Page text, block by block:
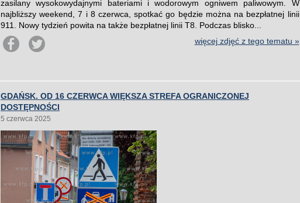
zasilany wysokowydajnymi bateriami i wodorowym ogniwem paliwowym. W
najbliższy weekend, 7 i 8 czerwca, spotkać go będzie można na bezpłatnej linii
911. Nowy tydzień powita na także bezpłatnej linii T8. Podczas blisko...
więcej zdjęć z tego tematu »
GDAŃSK. OD 16 CZERWCA WIĘKSZA STREFA OGRANICZONEJ
DOSTĘPNOŚCI
5 czerwca 2025